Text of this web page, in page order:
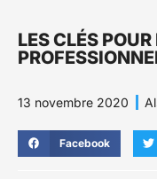
LES CLÉS
13 novembre 2020
Facebook